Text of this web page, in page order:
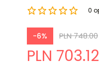
masz konta? Załóż
0
-6% PLN 748.00
PLN 703.12